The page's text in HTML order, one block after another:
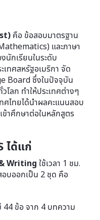
คือ ข้อสอบมาตรฐาน
และภาษา
กเรียนในระดับ
ทศสหรัฐอเมริกา จัด
Board ซึ่งในปัจจุบัน
โลก ทำให้ประเทศต่างๆ
ศไทยได้นำผลคะแนนสอบ
ข้าศึกษาต่อในหลักสูตร
ได้แก่
Writing ใช้เวลา 1 ชม.
บออกเป็น 2 ชุด คือ
ข้อ จาก 4 บทความ